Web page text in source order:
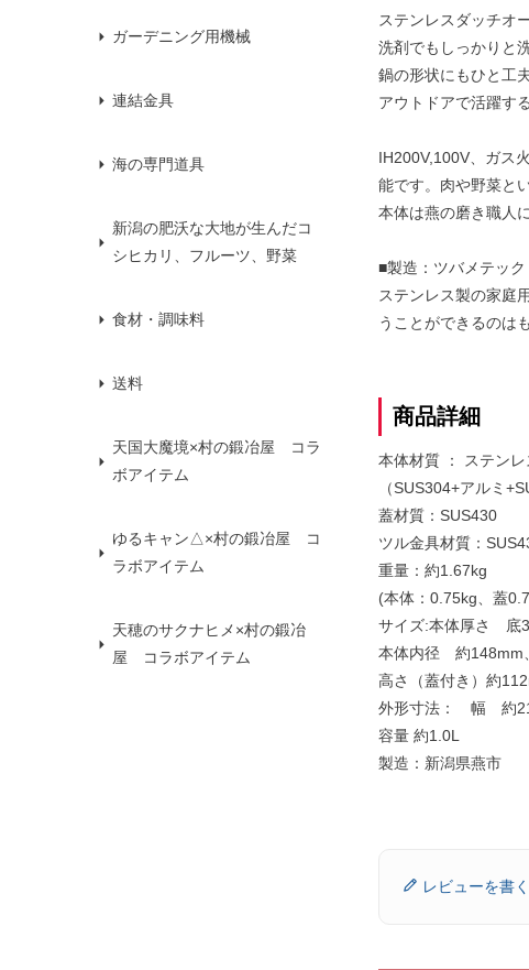
ガーデニング用機械
連結金具
海の専門道具
新潟の肥沃な大地が生んだコ
シヒカリ、フルーツ、野菜
食材・調味料
送料
天国大魔境×村の鍛冶屋 コラ
ボアイテム
ゆるキャン△×村の鍛冶屋 コ
ラボアイテム
天穂のサクナヒメ×村の鍛冶
屋 コラボアイテム
ステンレスダッチオ
洗剤でもしっかりと
鍋の形状にもひと工
アウトドアで活躍す
IH200V,100V、ガス
能です。肉や野菜と
本体は燕の磨き職人
■製造：ツバメテック
ステンレス製の家庭
うことができるのは
商品詳細
本体材質 ： ステン
（SUS304+アルミ
蓋材質：SUS430
ツル金具材質：
重量：約1.67kg
(本体：0.75kg、蓋
サイズ:本体厚さ 底
本体内径 約148mm
高さ（蓋付き）約
外形寸法： 幅 約
容量 約1.0L
製造：新潟県燕市
レビューを書く